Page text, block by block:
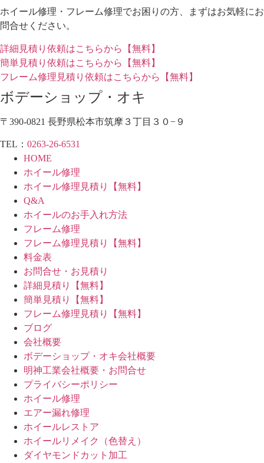
ホイール修理・フレーム修理でお困りの方、まずはお気軽にお
問合せください。
詳細見積り依頼はこちらから【無料】
簡単見積り依頼はこちらから【無料】
フレーム修理見積り依頼はこちらから【無料】
ボデーショップ・オキ
〒390-0821 長野県松本市筑摩３丁目３０−９
TEL： 0263-26-6531
HOME
ホイール修理
ホイール修理見積り【無料】
Q&A
ホイールのお手入れ方法
フレーム修理
フレーム修理見積り【無料】
料金表
お問合せ・お見積り
詳細見積り【無料】
簡単見積り【無料】
フレーム修理見積り【無料】
ブログ
会社概要
ボデーショップ・オキ会社概要
明神工業会社概要・お問合せ
プライバシーポリシー
ホイール修理
エアー漏れ修理
ホイールレストア
ホイールリメイク（色替え）
ダイヤモンドカット加工